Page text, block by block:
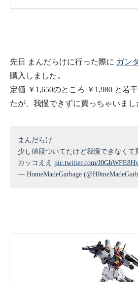
先日 まんだらけに行った際に ガン
購入しました。
定価 ￥1,650のところ ￥1,980 と若
たが、我慢できずに買っちゃいまし
まんだらけ
少し値段ついてたけど我慢できなくて
カッコええ pic.twitter.com/
— HomeMadeGarbage